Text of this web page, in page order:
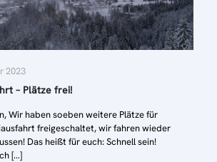
2023
– Plätze frei!
Wir haben soeben weitere Plätze für
freigeschaltet, wir fahren wieder
Das heißt für euch: Schnell sein!
[…]